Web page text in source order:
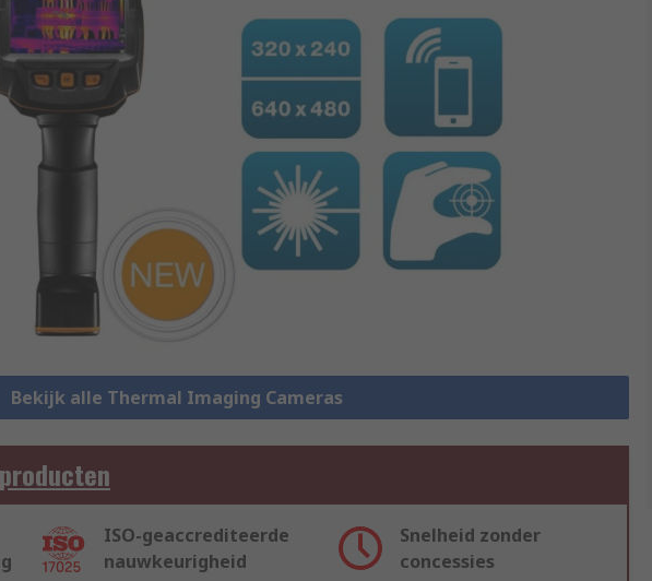
Bekijk alle Thermal Imaging Cameras
ISO-geaccrediteerde
nauwkeurigheid
Snelheid zonder
concessies